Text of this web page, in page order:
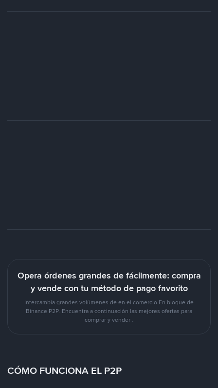
Opera órdenes grandes de fácilmente: compra
y vende con tu método de pago favorito
Intercambia grandes volúmenes de en el comercio En bloque de
Binance P2P. Encuentra a continuación las mejores ofertas para
comprar y vender .
CÓMO FUNCIONA EL P2P